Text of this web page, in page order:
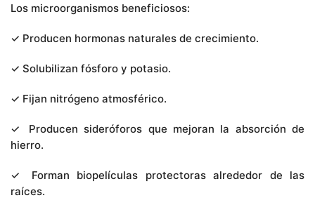
Los microorganismos beneficiosos:
✓ Producen hormonas naturales de crecimiento.
✓ Solubilizan fósforo y potasio.
✓ Fijan nitrógeno atmosférico.
✓ Producen sideróforos que mejoran la absorción de
hierro.
✓ Forman biopelículas protectoras alrededor de las
raíces.